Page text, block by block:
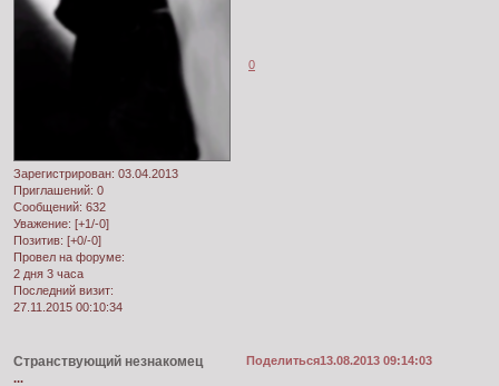
Зарегистрирован: 03.04.2013
Приглашений: 0
Сообщений: 632
Уважение: [+1/-0]
Позитив: [+0/-0]
Провел на форуме:
2 дня 3 часа
Последний визит:
27.11.2015 00:10:34
0
Поделиться13.08.2013 09:14:03
Странствующий незнакомец
...